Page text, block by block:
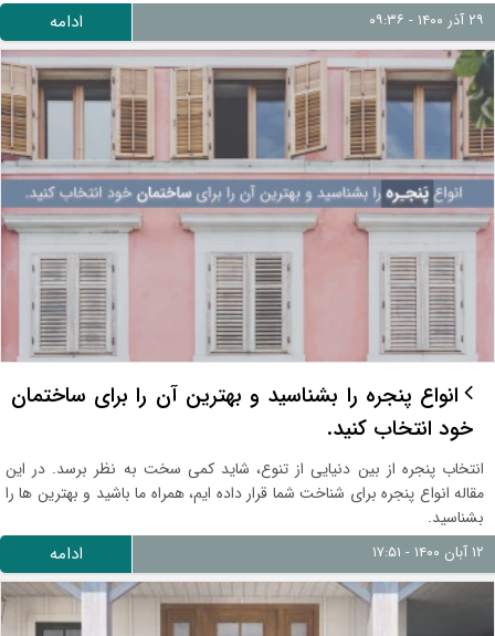
۲۹ آذر ۱۴۰۰ - ۰۹:۳۶ ادامه
انواع پنجره را بشناسید و بهترین آن را برای ساختمان
خود انتخاب کنید.
انتخاب پنجره از بین دنیایی از تنوع، شاید کمی سخت به نظر برسد. در این
مقاله انواع پنجره برای شناخت شما قرار داده ایم، همراه ما باشید و بهترین ها را
بشناسید.
ادامه